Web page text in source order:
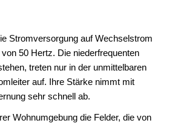
Stromversorgung auf Wechselstrom
50 Hertz. Die niederfrequenten
treten nur in der unmittelbaren
auf. Ihre Stärke nimmt mit
sehr schnell ab.
Wohnumgebung die Felder, die von